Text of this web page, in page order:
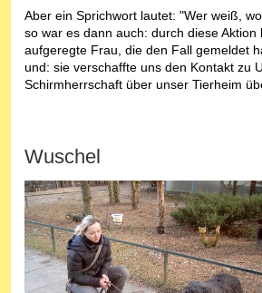
Aber ein Sprichwort lautet: "Wer weiß,
so war es dann auch: durch diese Aktion
aufgeregte Frau, die den Fall gemeldet
und: sie verschaffte uns den Kontakt zu
Schirmherrschaft über unser Tierheim
Wuschel